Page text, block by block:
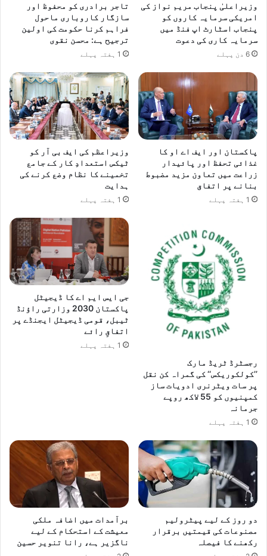
وزیراعلیٰ پنجاب مریم نواز کی
امریکی سرمایہ کاروں کو
پنجاب اسٹارٹ اپ فنڈ میں
سرمایہ کاری کی دعوت
6 دن پہلے
تاجر برادری کو محفوظ اور
سازگار کاروباری ماحول
فراہم کرنا حکومت کی اولین
ترجیح ہے: محسن نقوی
1 ہفتہ پہلے
پاکستان اور ایف اے او کا
غذائی تحفظ اور پائیدار
زراعت میں تعاون مزید مضبوط
بنانے پر اتفاق
1 ہفتہ پہلے
وزیراعظم کی ایف بی آر کو
ٹیکس استعدادِ کار کے جامع
تخمینے کا نظام وضع کرنے کی
ہدایت
1 ہفتہ پہلے
رجسٹرڈ ٹریڈ مارک
’’کولکوریکس‘‘ کی گمراہ کن نقل
پر سات ویٹرنری ادویات ساز
کمپنیوں کو 55 لاکھ روپے
جرمانہ
1 ہفتہ پہلے
جی ایس ایم اے کا ڈیجیٹل
پاکستان 2030 وزارتی راؤنڈ
ٹیبل، قومی ڈیجیٹل ایجنڈے پر
اتفاقِ رائے
1 ہفتہ پہلے
دو روز کے لیے پیٹرولیم
مصنوعات کی قیمتیں برقرار
رکھنے کا فیصلہ
برآمدات میں اضافہ ملکی
معیشت کے استحکام کے لیے
ناگزیر ہے، رانا تنویر حسین